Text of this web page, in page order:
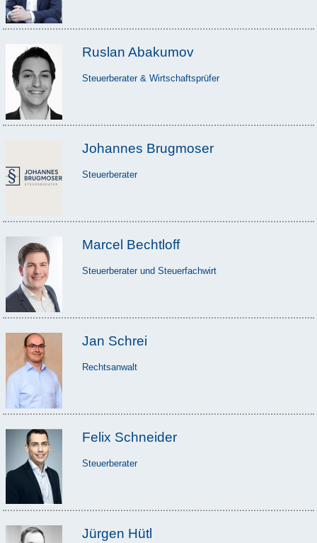
Ruslan Abakumov
Steuerberater & Wirtschaftsprüfer
Johannes Brugmoser
Steuerberater
Marcel Bechtloff
Steuerberater und Steuerfachwirt
Jan Schrei
Rechtsanwalt
Felix Schneider
Steuerberater
Jürgen Hütl